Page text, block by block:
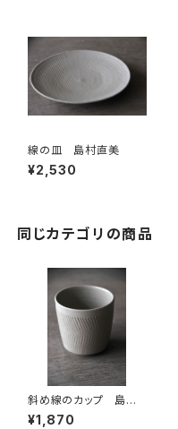
線の皿 島村直美
¥2,530
同じカテゴリの商品
斜め線のカップ 島村
直美
¥1,870